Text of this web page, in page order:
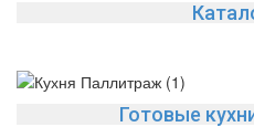
Готовые